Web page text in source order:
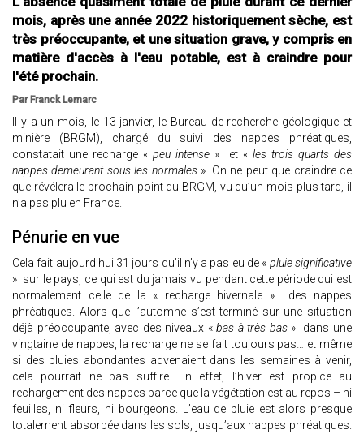
mois, après une année 2022 historiquement sèche, est
très préoccupante, et une situation grave, y compris en
matière d'accès à l'eau potable, est à craindre pour
l'été prochain.
Par Franck Lemarc
Il y a un mois, le 13 janvier, le Bureau de recherche géologique et
minière (BRGM), chargé du suivi des nappes phréatiques,
constatait une recharge « peu intense » et « les trois quarts des
nappes demeurant sous les normales». On ne peut que craindre ce
que révélera le prochain point du BRGM, vu qu’un mois plus tard, il
n’a pas plu en France.
Pénurie en vue
Cela fait aujourd’hui 31 jours qu’il n’y a pas eu de « pluie significative
» sur le pays, ce qui est du jamais vu pendant cette période qui est
normalement celle de la « recharge hivernale » des nappes
phréatiques. Alors que l’automne s’est terminé sur une situation
déjà préoccupante, avec des niveaux «bas à très bas» dans une
vingtaine de nappes, la recharge ne se fait toujours pas… et même
si des pluies abondantes advenaient dans les semaines à venir,
cela pourrait ne pas suffire. En effet, l’hiver est propice au
rechargement des nappes parce que la végétation est au repos – ni
feuilles, ni fleurs, ni bourgeons. L’eau de pluie est alors presque
totalement absorbée dans les sols, jusqu’aux nappes phréatiques.